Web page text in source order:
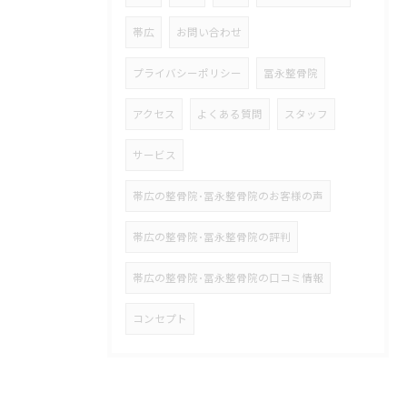
帯広 お問い合わせ
プライバシーポリシー 冨永整骨院
アクセス よくある質問 スタッフ
サービス
帯広の整骨院･冨永整骨院のお客様の声
帯広の整骨院･冨永整骨院の評判
帯広の整骨院･冨永整骨院の口コミ情報
コンセプト